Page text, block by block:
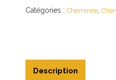
Catégories : Cheminée
Description